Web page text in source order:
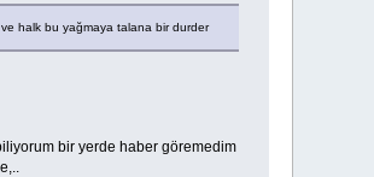
ve halk bu yağmaya talana bir durder
bir yerde haber göremedim